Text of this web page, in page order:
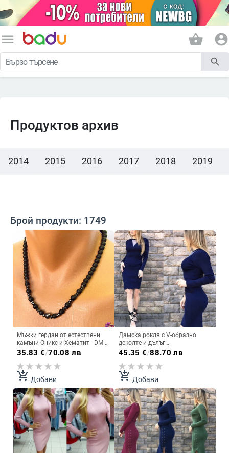
menu shopping_basket account_circle
search
Продуктов архив
2014 2015 2016 2017 2018 2019
Брой продукти: 1749
Мъжки гердан от естествени
камъни Оникс и Хематит - DM-
1035
35.83 €/70.08 лв
add_shopping_cart Добави
Дамска рокля с V-образно
деколте и дълъг
ръкав,подходяща за всеки
45.35 €/88.70 лв
add_shopping_cart Добави